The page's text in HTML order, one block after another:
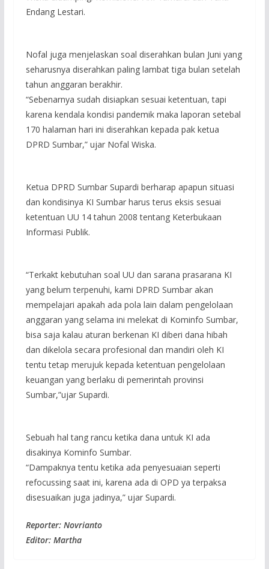
Endang Lestari.
Nofal juga menjelaskan soal diserahkan bulan Juni yang
seharusnya diserahkan paling lambat tiga bulan setelah
tahun anggaran berakhir.
“Sebenarnya sudah disiapkan sesuai ketentuan, tapi
karena kendala kondisi pandemik maka laporan setebal
170 halaman hari ini diserahkan kepada pak ketua
DPRD Sumbar,” ujar Nofal Wiska.
Ketua DPRD Sumbar Supardi berharap apapun situasi
dan kondisinya KI Sumbar harus terus eksis sesuai
ketentuan UU 14 tahun 2008 tentang Keterbukaan
Informasi Publik.
“Terkakt kebutuhan soal UU dan sarana prasarana KI
yang belum terpenuhi, kami DPRD Sumbar akan
mempelajari apakah ada pola lain dalam pengelolaan
anggaran yang selama ini melekat di Kominfo Sumbar,
bisa saja kalau aturan berkenan KI diberi dana hibah
dan dikelola secara profesional dan mandiri oleh KI
tentu tetap merujuk kepada ketentuan pengelolaan
keuangan yang berlaku di pemerintah provinsi
Sumbar,”ujar Supardi.
Sebuah hal tang rancu ketika dana untuk KI ada
disakinya Kominfo Sumbar.
“Dampaknya tentu ketika ada penyesuaian seperti
refocussing saat ini, karena ada di OPD ya terpaksa
disesuaikan juga jadinya,” ujar Supardi.
Reporter: Novrianto
Editor: Martha